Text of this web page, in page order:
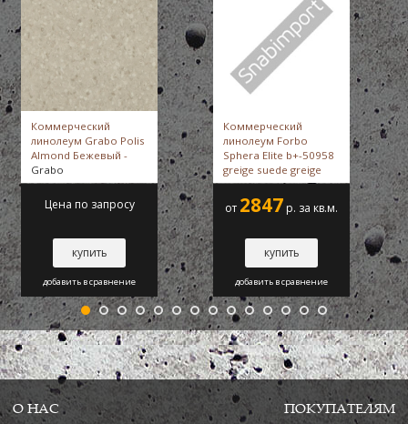
Коммерческий
линолеум Grabo Polis
Almond Бежевый -
Grabo
Цена по запросу
купить
добавить в сравнение
Коммерческий
линолеум Forbo
Sphera Elite b+-50958
greige suede greige
suede -Forbo
от 2847 р. за кв.м.
купить
добавить в сравнение
О НАС ПОКУПАТЕЛЯМ